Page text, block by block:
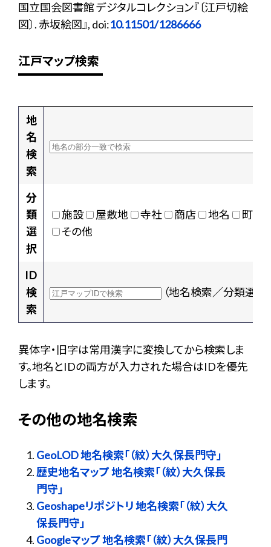
国立国会図書館 デジタルコレクション『〔江戸切絵
図〕. 赤坂絵図』, doi:10.11501/1286666
江戸マップ検索
地
名
検
索
分
類
選
択
施設 屋敷地 寺社 商店 地名
町村
その他
ID
検
索
（地名検索／分類選択
異体字・旧字は常用漢字に変換してから検索しま
す。地名とIDの両方が入力された場合はIDを優先
します。
その他の地名検索
GeoLOD 地名検索「（紋）大久保長門守」
歴史地名マップ 地名検索「（紋）大久保長
門守」
Geoshapeリポジトリ 地名検索「（紋）大久
保長門守」
Googleマップ 地名検索「（紋）大久保長門